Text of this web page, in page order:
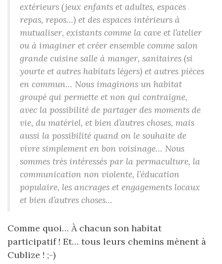
extérieurs (jeux enfants et adultes, espaces
repas, repos…) et des espaces intérieurs à
mutualiser, existants comme la cave et l’atelier
ou à imaginer et créer ensemble comme salon
grande cuisine salle à manger, sanitaires (si
yourte et autres habitats légers) et autres pièces
en commun… Nous imaginons un habitat
groupé qui permette et non qui contraigne,
avec la possibilité de partager des moments de
vie, du matériel, et bien d’autres choses, mais
aussi la possibilité quand on le souhaite de
vivre simplement en bon voisinage… Nous
sommes très intéressés par la permaculture, la
communication non violente, l’éducation
populaire, les ancrages et engagements locaux
et bien d’autres choses…
Comme quoi… À chacun son habitat
participatif ! Et… tous leurs chemins mènent à
Cublize ! ;-)